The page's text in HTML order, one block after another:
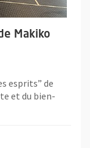
Makiko
esprits” de
et du bien-